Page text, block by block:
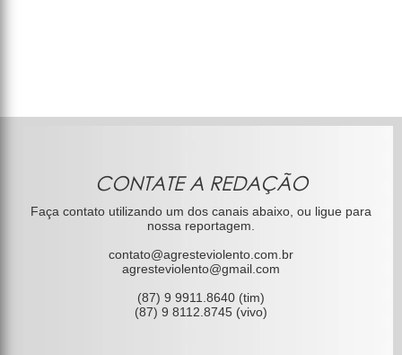
CONTATE A REDAÇÃO
Faça contato utilizando um dos canais abaixo, ou ligue para
nossa reportagem.
contato@agresteviolento.com.br
agresteviolento@gmail.com
(87) 9 9911.8640 (tim)
(87) 9 8112.8745 (vivo)